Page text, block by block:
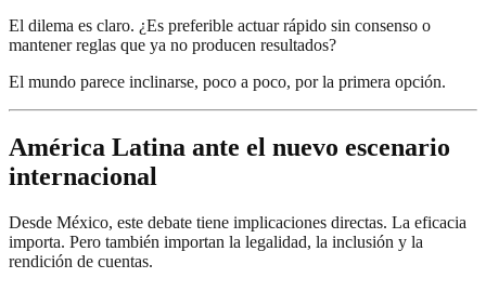
El dilema es claro. ¿Es preferible actuar rápido sin consenso o
mantener reglas que ya no producen resultados?
El mundo parece inclinarse, poco a poco, por la primera opción.
América Latina ante el nuevo escenario
internacional
Desde México, este debate tiene implicaciones directas. La eficacia
importa. Pero también importan la legalidad, la inclusión y la
rendición de cuentas.